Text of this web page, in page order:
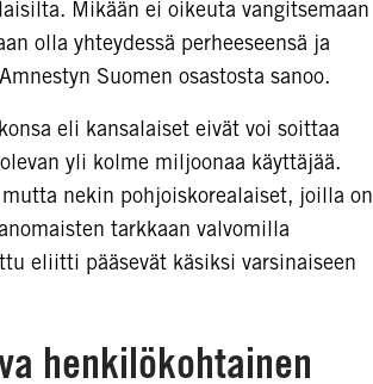
Mikään ei oikeuta vangitsemaan
olla yhteydessä perheeseensä ja
Amnestyn Suomen osastosta sanoo.
eli kansalaiset eivät voi soittaa
yli kolme miljoonaa käyttäjää.
nekin pohjoiskorealaiset, joilla on
tarkkaan valvomilla
eliitti pääsevät käsiksi varsinaiseen
henkilökohtainen